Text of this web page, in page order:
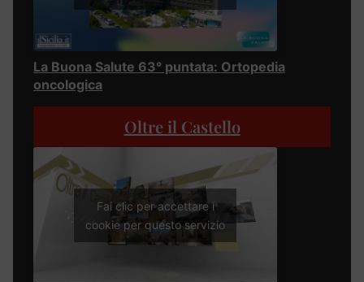
La Buona Salute 63° puntata: Ortopedia
oncologica
Oltre il Castello
Fai clic per accettare i
cookie per questo servizio